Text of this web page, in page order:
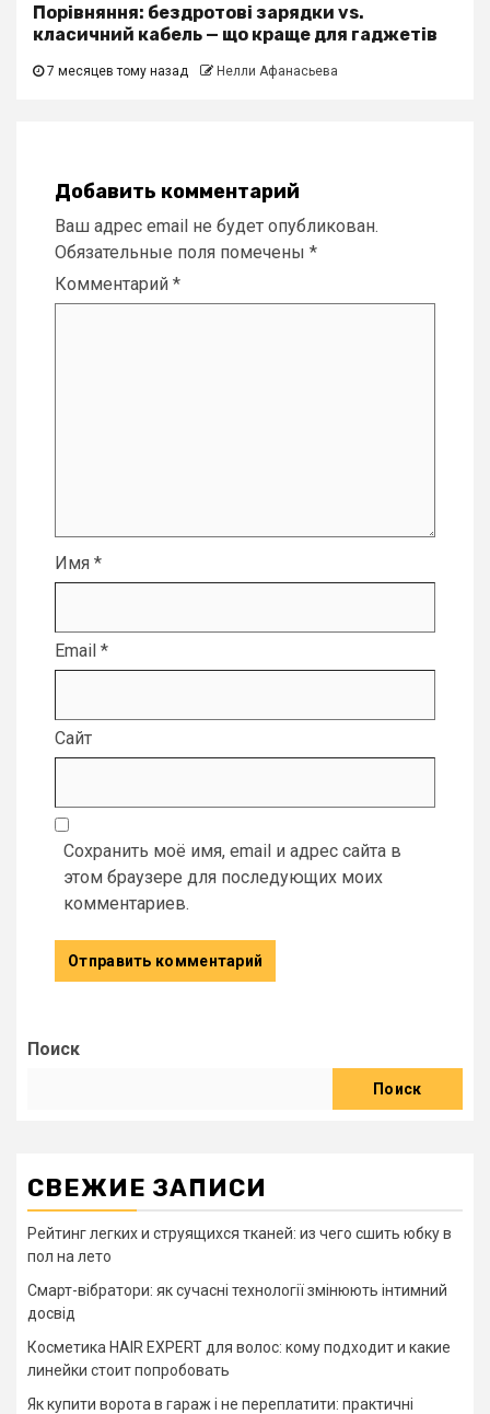
Порівняння: бездротові зарядки vs.
класичний кабель — що краще для гаджетів
7 месяцев тому назад Нелли Афанасьева
Добавить комментарий
Ваш адрес email не будет опубликован.
Обязательные поля помечены *
Комментарий *
Имя *
Email *
Сайт
Сохранить моё имя, email и адрес сайта в
этом браузере для последующих моих
комментариев.
Поиск
Поиск
СВЕЖИЕ ЗАПИСИ
Рейтинг легких и струящихся тканей: из чего сшить юбку в
пол на лето
Смарт-вібратори: як сучасні технології змінюють інтимний
досвід
Косметика HAIR EXPERT для волос: кому подходит и какие
линейки стоит попробовать
Як купити ворота в гараж і не переплатити: практичні